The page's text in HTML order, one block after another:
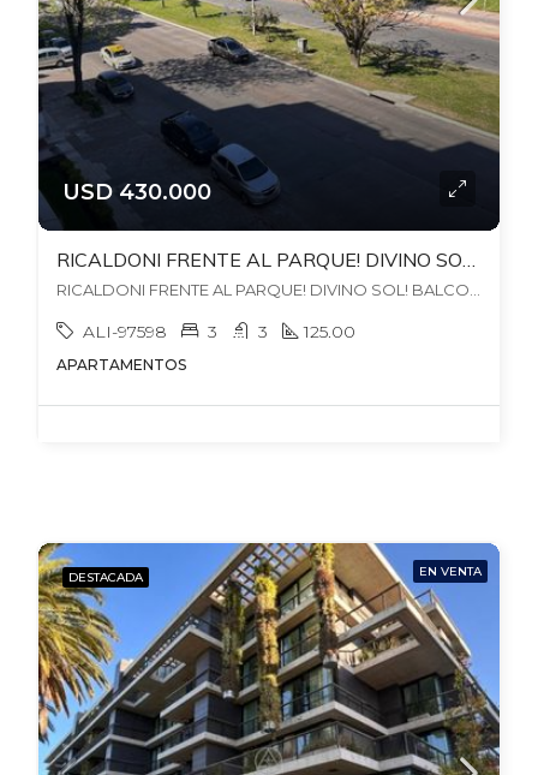
USD 430.000
ALI-97598 3 3 125.00
APARTAMENTOS
DESTACADA EN VENTA